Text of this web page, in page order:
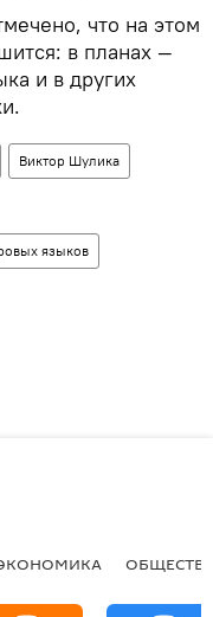
что на этом
в планах —
и в других
Виктор Шулика
языков